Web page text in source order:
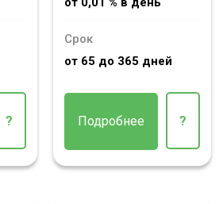
?
Срок
от 65 до 365 дней
Подробнее ?